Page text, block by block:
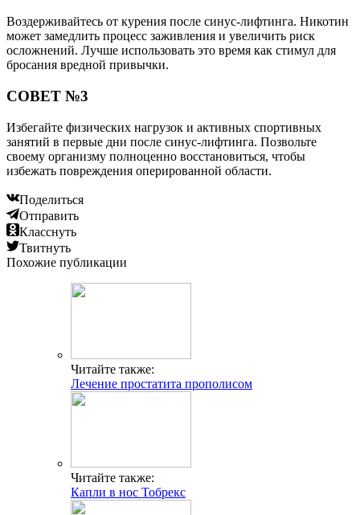
Воздерживайтесь от курения после синус-лифтинга. Никотин
может замедлить процесс заживления и увеличить риск
осложнений. Лучше использовать это время как стимул для
бросания вредной привычки.
СОВЕТ №3
Избегайте физических нагрузок и активных спортивных
занятий в первые дни после синус-лифтинга. Позвольте
своему организму полноценно восстановиться, чтобы
избежать повреждения оперированной области.
Поделиться
Отправить
Класснуть
Твитнуть
Похожие публикации
Читайте также:
Лечение простатита прополисом
Читайте также:
Капли в нос Тобрекс